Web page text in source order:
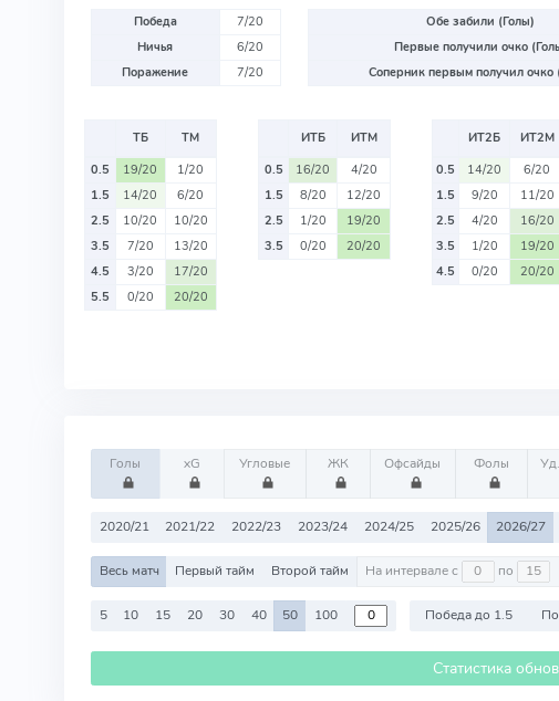
Победа
7/20
Ничья
6/20
Поражение
7/20
Обе забили (Голы)
Первые получили очко
Соперник первым получил очко
ТБ
ТМ
0.5
19/20
1/20
1.5
14/20
6/20
2.5
10/20
10/20
3.5
7/20
13/20
4.5
3/20
17/20
5.5
0/20 20/20
ИТБ
ИТМ
0.5
16/20
4/20
1.5
8/20
12/20
2.5
1/20
19/20
3.5
0/20 20/20
ИТ2Б
ИТ2М
0.5
14/20
6/20
1.5
9/20
11/20
2.5
4/20
16/20
3.5
1/20
19/20
4.5
0/20 20/20
Голы xG Угловые ЖК Офсайды Фолы
2020/21 2021/22 2022/23 2023/24 2024/25 2025/26 2026/27
Весь матч Первый тайм Второй тайм На интервале с по
5 10 15 20 30 40 50 100 Победа до 1.5
Статистика